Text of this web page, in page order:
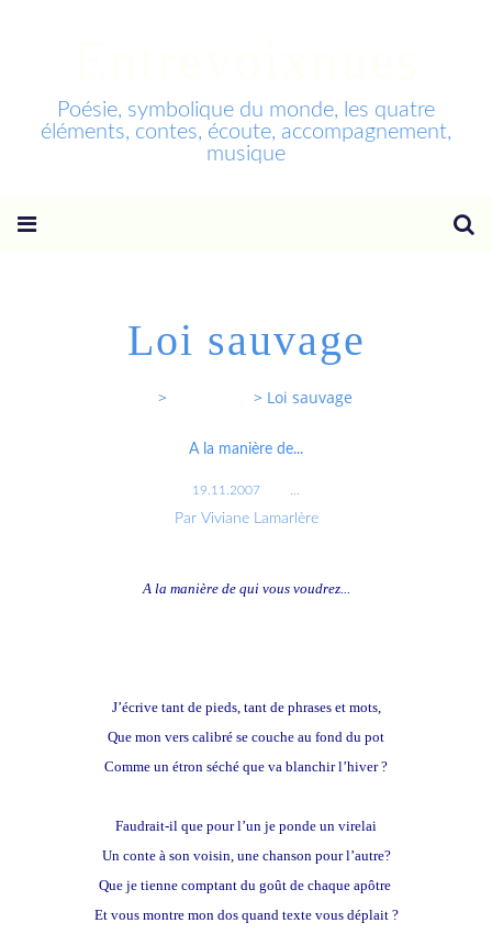
Poésie, symbolique du monde, les quatre
éléments, contes, écoute, accompagnement,
musique
Loi sauvage
> > Loi sauvage
A la manière de...
19.11.2007
Par Viviane Lamarlère
A la manière de qui vous voudrez...
J’écrive tant de pieds, tant de phrases et mots,
Que mon vers calibré se couche au fond du pot
Comme un étron séché que va blanchir l’hiver ?
Faudrait-il que pour l’un je ponde un virelai
Un conte à son voisin, une chanson pour l’autre?
Que je tienne comptant du goût de chaque apôtre
Et vous montre mon dos quand texte vous déplait ?